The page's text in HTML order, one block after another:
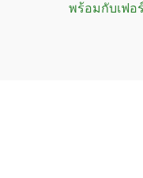
พร้อมกับเฟอ